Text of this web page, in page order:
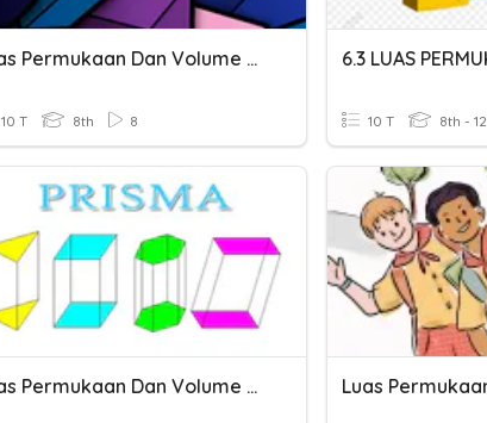
Luas Permukaan Dan Volume Balok
10 T 8th 8 10 T 8th -
Luas Permukaan Dan Volume Prisma